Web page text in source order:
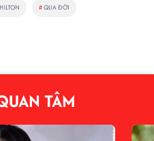
#QUA ĐỜI
TÂM